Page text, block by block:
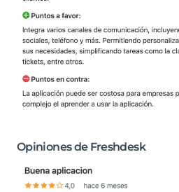
Opiniones de Freshdesk